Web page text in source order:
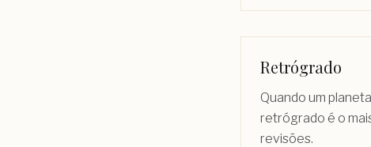
Retrógrado
Quando um
retrógrado é o
revisões.